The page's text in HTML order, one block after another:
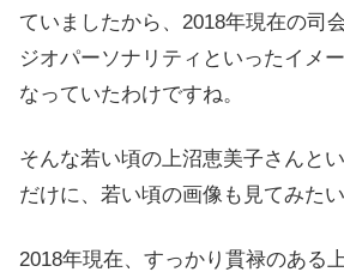
ていましたから、2018年現在の司
ジオパーソナリティといったイメ
なっていたわけですね。
そんな若い頃の上沼恵美子さんと
だけに、若い頃の画像も見てみた
2018年現在、すっかり貫禄のある